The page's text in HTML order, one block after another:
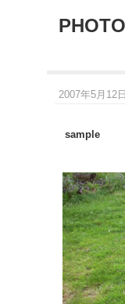
2007年5月12
sample